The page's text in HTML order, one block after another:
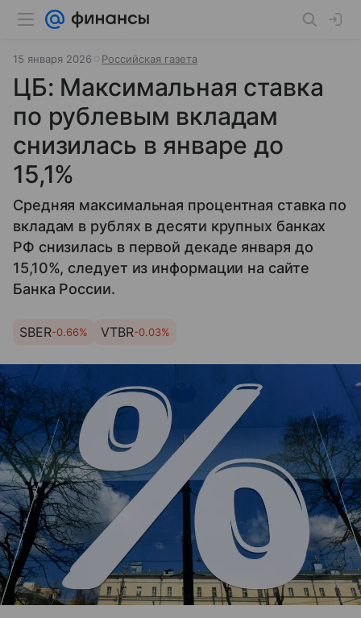
15 января 2026 Российская газета
ЦБ: Максимальная ставка
по рублевым вкладам
снизилась в январе до
15,1%
Средняя максимальная процентная ставка по
вкладам в рублях в десяти крупных банках
РФ снизилась в первой декаде января до
15,10%, следует из информации на сайте
Банка России.
SBER-0.66% VTBR-0.03%